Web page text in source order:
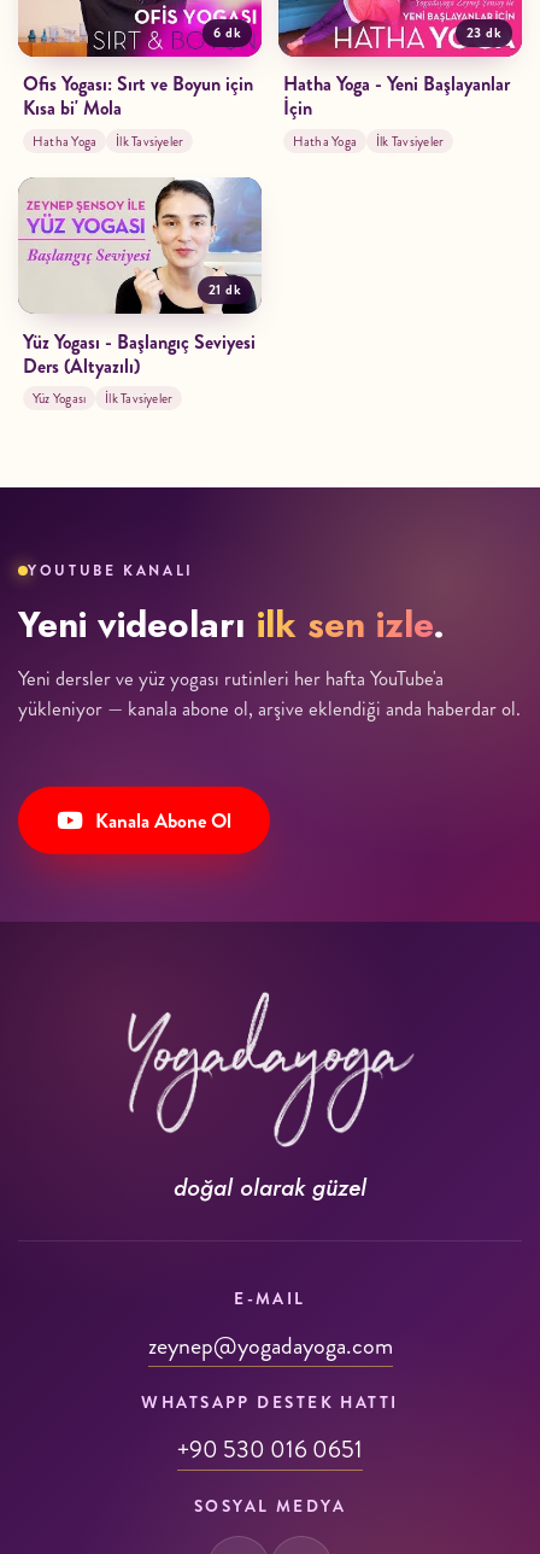
6 dk
Ofis Yogası: Sırt ve Boyun için
Kısa bi' Mola
Hatha Yoga İlk Tavsiyeler
23 dk
Hatha Yoga - Yeni Başlayanlar
İçin
Hatha Yoga İlk Tavsiyeler
21 dk
Yüz Yogası - Başlangıç Seviyesi
Ders (Altyazılı)
Yüz Yogası İlk Tavsiyeler
YOUTUBE KANALI
Yeni videoları ilk sen izle.
Yeni dersler ve yüz yogası rutinleri her hafta YouTube'a
yükleniyor — kanala abone ol, arşive eklendiği anda haberdar ol.
Kanala Abone Ol
doğal olarak güzel
E-MAIL
zeynep@yogadayoga.com
WHATSAPP DESTEK HATTI
+90 530 016 0651
SOSYAL MEDYA